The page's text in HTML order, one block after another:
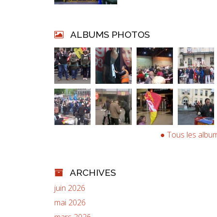
ALBUMS PHOTOS
Tous les
ARCHIVES
juin 2026
mai 2026